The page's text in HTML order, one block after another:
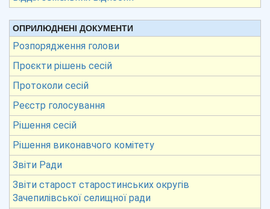
ОПРИЛЮДНЕНІ ДОКУМЕНТИ
Розпорядження голови
Проєкти рішень сесій
Протоколи сесій
Реєстр голосування
Рішення сесій
Рішення виконавчого комітету
Звіти Ради
Звіти старост старостинських округів
Зачепилівської селищної ради